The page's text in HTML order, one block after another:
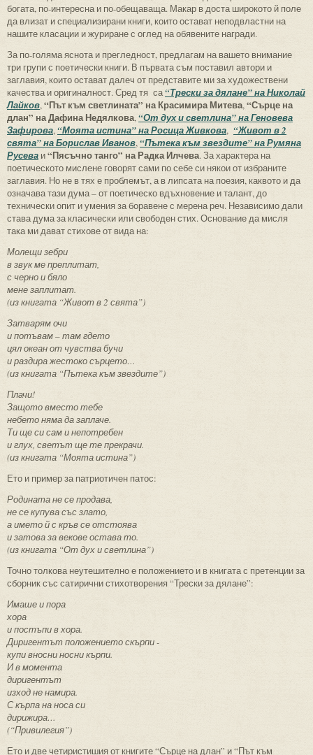
богата, по-интересна и по-обещаваща. Макар в доста широкото й поле
да влизат и специализирани книги, които остават неподвластни на
нашите класации и журиране с оглед на обявените награди.
За по-голяма яснота и прегледност, предлагам на вашето внимание
три групи с поетически книги. В първата съм поставил автори и
заглавия, които остават далеч от представите ми за художествени
качества и оригиналност. Сред тя са“Трески за дялане” на Николай
Лайков,“Път към светлината” на Красимира Митева,“Сърце на
длан” на Дафина Недялкова,“От дух и светлина” на Геновева
Зафирова,“Моята истина” на Росица Живкова, “Живот в 2
свята” на Борислав Иванов,“Пътека към звездите” на Румяна
Русеваи“Пясъчно танго” на Радка Илчева. За характера на
поетическото мислене говорят сами по себе си някои от избраните
заглавия. Но не в тях е проблемът, а в липсата на поезия, каквото и да
означава тази дума – от поетическо вдъхновение и талант, до
технически опит и умения за боравене с мерена реч. Независимо дали
става дума за класически или свободен стих. Основание да мисля
така ми дават стихове от вида на:
Молещи зебри
в звук ме преплитат,
с черно и бяло
мене заплитат.
(из книгата “Живот в 2 свята”)
Затварям очи
и потъвам – там гдето
цял океан от чувства бучи
и раздира жестоко сърцето…
(из книгата “Пътека към звездите”)
Плачи!
Защото вместо тебе
небето няма да заплаче.
Ти ще си сам и непотребен
и глух, светът ще те прекрачи.
(из книгата “Моята истина”)
Ето и пример за патриотичен патос:
Родината не се продава,
не се купува със злато,
а името й с кръв се отстоява
и затова за векове остава то.
(из книгата “От дух и светлина”)
Точно толкова неутешително е положението и в книгата с претенции за
сборник със сатирични стихотворения “Трески за дялане”:
Имаше и пора
хора
и постъпи в хора.
Диригентът положението скърпи -
купи вносни носни кърпи.
И в момента
диригентът
изход не намира.
С кърпа на носа си
дирижира…
(“Привилегия”)
Ето и две четиристишия от книгите “Сърце на длан” и “Път към